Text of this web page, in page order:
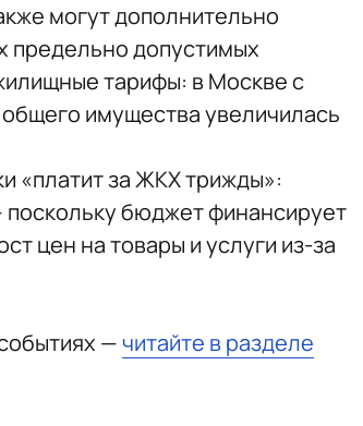
могут дополнительно
предельно допустимых
тарифы: в Москве с
имущества увеличилась
«платит за ЖКХ трижды»:
бюджет финансирует
цен на товары и услуги из-за
—читайте в разделе